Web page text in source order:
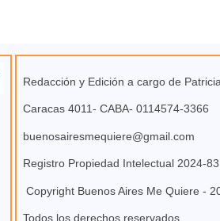
Redacción y Edición a cargo de
Caracas 4011- CABA- 0114574-3366
buenosairesmequiere@gmail.com
Registro Propiedad Intelectual 2024-
Copyright Buenos Aires Me Quiere -
Todos los derechos reservados.